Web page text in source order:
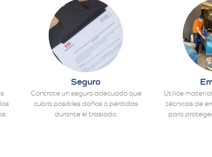
Seguro
Contrate un seguro adecuado que
cubra posibles daños o pérdidas
durante el traslado.
Utilice
técnicas de
para